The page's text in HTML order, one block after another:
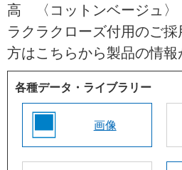
高 〈コットンベージュ
ラクラクローズ付用のご
方はこちらから製品の情
各種データ・ライブラリー
画像